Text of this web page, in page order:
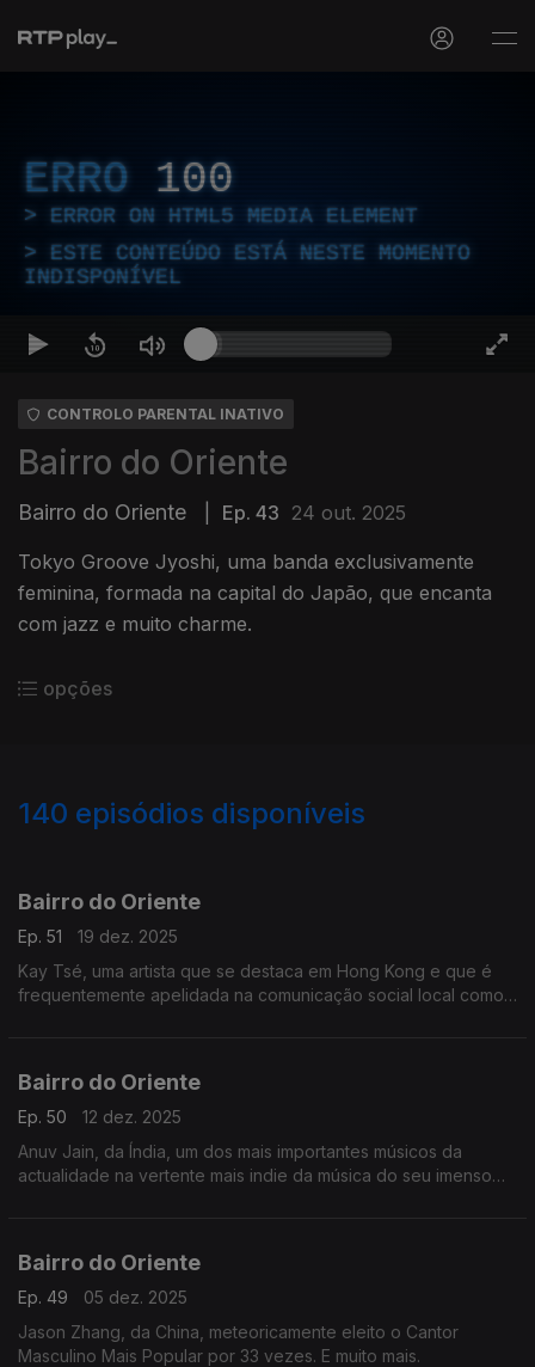
ERRO 100
ERROR ON HTML5 MEDIA ELEMENT
ESTE CONTEÚDO ESTÁ NESTE MOMENTO
INDISPONÍVEL
CONTROLO PARENTAL INATIVO
Bairro do Oriente
Bairro do Oriente Ep. 43 24 out. 2025
Tokyo Groove Jyoshi, uma banda exclusivamente
feminina, formada na capital do Japão, que encanta
com jazz e muito charme.
opções
140 episódios disponíveis
Bairro do Oriente
Ep. 51
19 dez. 2025
Kay Tsé, uma artista que se destaca em Hong Kong e que é
frequentemente apelidada na comunicação social local como
Bairro do Oriente
Ep. 50
12 dez. 2025
Anuv Jain, da Índia, um dos mais importantes músicos da
actualidade na vertente mais indie da música do seu imenso
Bairro do Oriente
Ep. 49
05 dez. 2025
Jason Zhang, da China, meteoricamente eleito o Cantor
Masculino Mais Popular por 33 vezes. E muito mais.